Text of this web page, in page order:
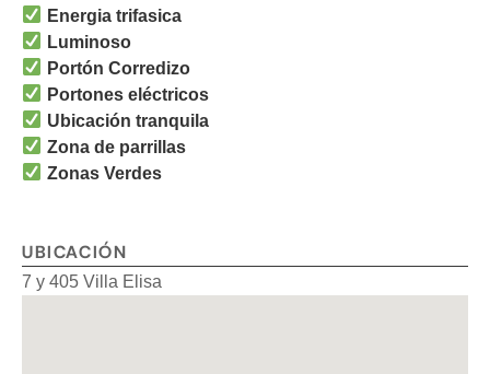
Energia trifasica
Luminoso
Portón Corredizo
Portones eléctricos
Ubicación tranquila
Zona de parrillas
Zonas Verdes
UBICACIÓN
7 y 405 Villa Elisa